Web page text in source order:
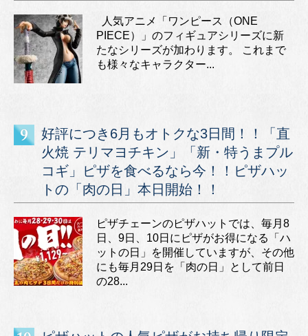
人気アニメ「ワンピース（ONE
PIECE）」のフィギュアシリーズに新
たなシリーズが加わります。 これまで
も様々なキャラクター...
好評につき6月もオトクな3日間！！「直
火焼 テリマヨチキン」「新・特うまプル
コギ」ピザを食べるなら今！！ピザハッ
トの「肉の日」本日開始！！
ピザチェーンのピザハットでは、毎月8
日、9日、10日にピザがお得になる「ハ
ットの日」を開催していますが、その他
にも毎月29日を「肉の日」として前日
の28...